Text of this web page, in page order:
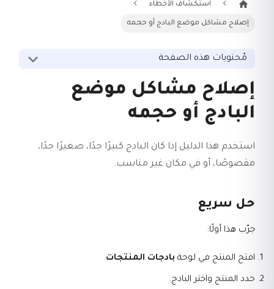
استكشاف الأخطاء
إصلاح مشاكل موضع البادج أو حجمه
مُحتويات هذه الصفحة
إصلاح مشاكل موضع
البادج أو حجمه
استخدم هذا الدليل إذا كان البادج كبيرًا جدًا، صغيرًا جدًا،
مقصوصًا، أو في مكان غير مناسب.
حل سريع
جرّب هذا أولًا:
افتح المنتج في لوحة بادجات المنتجات.
حدد المنتج واختر البادج.